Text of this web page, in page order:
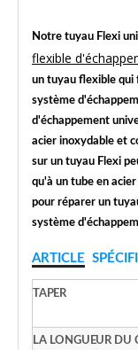
Notre tuyau Flexi
flexible
un tuyau flexible qui
système
d'échappement
acier inoxydable et
sur un tuyau Flexi
qu'à un tube en
pour réparer un
système
ARTICLE
TAPER
LA LONGUEUR DU